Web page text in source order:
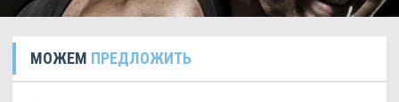
МОЖЕМ ПРЕДЛОЖИТЬ